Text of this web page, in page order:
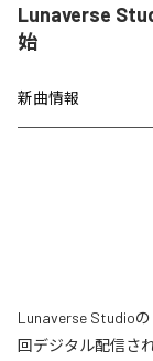
Lunaverse
始
新曲情報
Lunaverse Studio
回デジタル配信さ